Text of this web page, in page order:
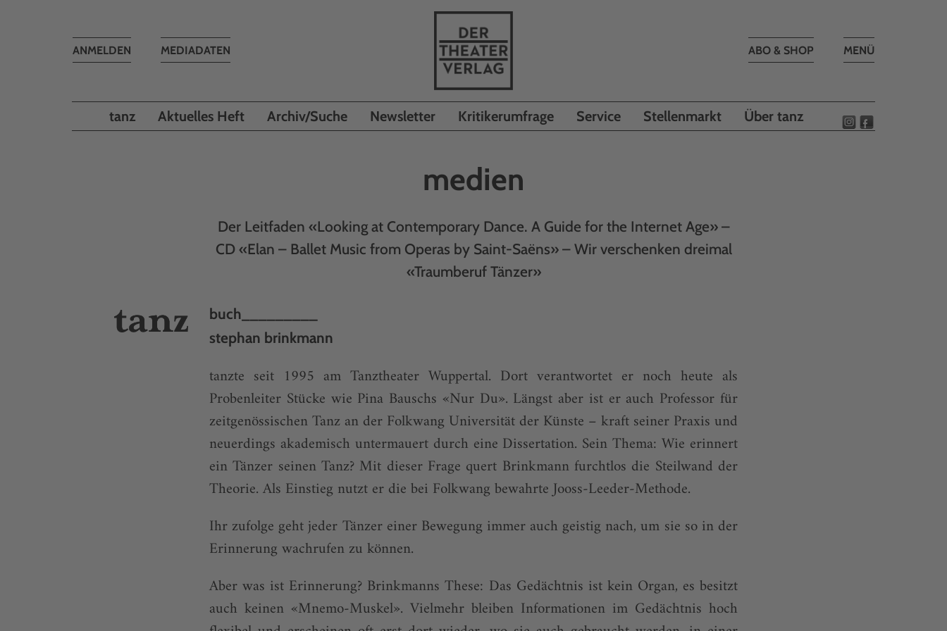
Toggle
MENÜ
ABO & SHOP
MEDIADATEN
Toggle
ANMELDEN
tanz Aktuelles Heft Archiv/Suche Newsletter Kritikerumfrage Service Stellenmarkt Über tanz
medien
Der Leitfaden «Looking at Contemporary Dance. A Guide for the Internet Age» –
CD «Elan – Ballet Music from Operas by Saint-Saëns» – Wir verschenken dreimal
«Traumberuf Tänzer»
buch_________
stephan brinkmann
tanzte seit 1995 am Tanztheater Wuppertal. Dort verantwortet er noch heute als
Probenleiter Stücke wie Pina Bauschs «Nur Du». Längst aber ist er auch Professor für
zeitgenössischen Tanz an der Folkwang Universität der Künste – kraft seiner Praxis und
neuerdings akademisch untermauert durch eine Dissertation. Sein Thema: Wie erinnert
ein Tänzer seinen Tanz? Mit dieser Frage quert Brinkmann furchtlos die Steilwand der
Theorie. Als Einstieg nutzt er die bei Folkwang bewahrte Jooss-Leeder-Methode.
Ihr zufolge geht jeder Tänzer einer Bewegung immer auch geistig nach, um sie so in der
Erinnerung wachrufen zu können.
Aber was ist Erinnerung? Brinkmanns These: Das Gedächtnis ist kein Organ, es besitzt
auch keinen «Mnemo-Muskel». Vielmehr bleiben Informationen im Gedächtnis hoch